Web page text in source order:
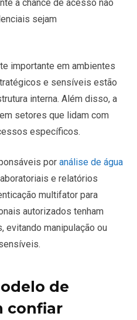
a chance de acesso não
sejam
importante em ambientes
e sensíveis estão
interna. Além disso, a
setores que lidam com
específicos.
por análise de água
e relatórios
multifator para
autorizados tenham
manipulação ou
de
confiar